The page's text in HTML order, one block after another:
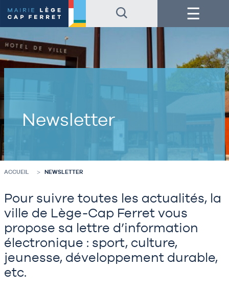
au
contenu
de
la
page
au
pied
de
page
Menu
Newsletter
ACCUEIL NEWSLETTER
Pour suivre toutes les actualités, la
ville de Lège-Cap Ferret vous
propose sa lettre d’information
électronique : sport, culture,
jeunesse, développement durable,
etc.